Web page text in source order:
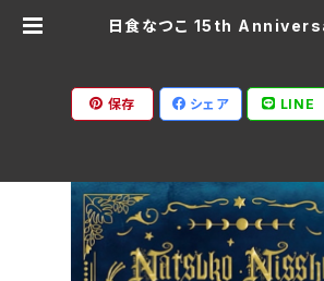
日食なつこ 15th
保存 シェア LINE